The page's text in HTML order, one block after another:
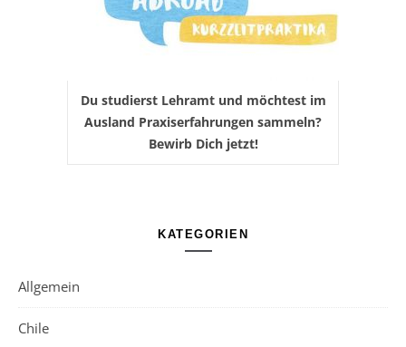
Du studierst Lehramt und möchtest im
Ausland Praxiserfahrungen sammeln?
Bewirb Dich jetzt!
KATEGORIEN
Allgemein
Chile